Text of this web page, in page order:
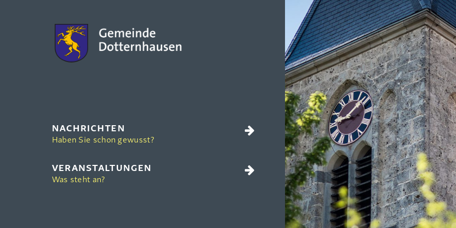
NACHRICHTEN
Haben Sie schon gewusst?
VERANSTALTUNGEN
Was steht an?